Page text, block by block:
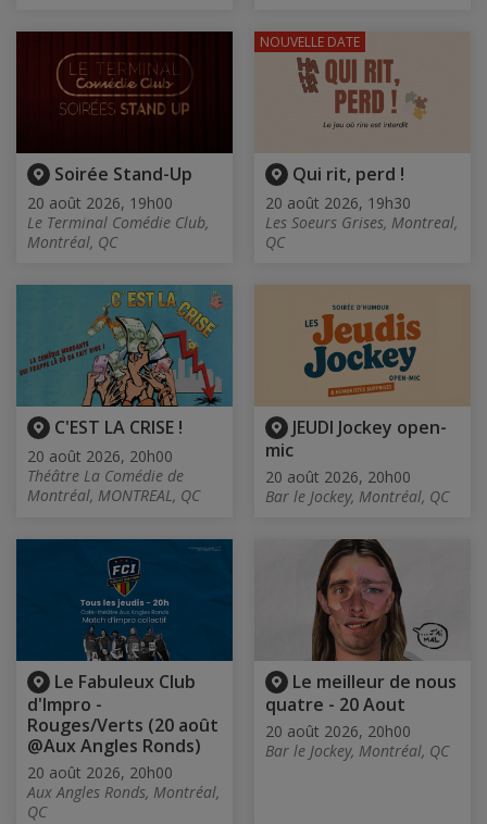
Soirée Stand-Up
20 août 2026, 19h00
Le Terminal Comédie Club,
Montréal, QC
Qui rit, perd !
20 août 2026, 19h30
Les Soeurs Grises, Montreal,
QC
NOUVELLE DATE
C'EST LA CRISE !
20 août 2026, 20h00
Théâtre La Comédie de
Montréal, MONTREAL, QC
JEUDI Jockey open-
mic
20 août 2026, 20h00
Bar le Jockey, Montréal, QC
Le Fabuleux Club
d'Impro -
Rouges/Verts (20 août
@Aux Angles Ronds)
20 août 2026, 20h00
Aux Angles Ronds, Montréal,
QC
Le meilleur de nous
quatre - 20 Aout
20 août 2026, 20h00
Bar le Jockey, Montréal, QC